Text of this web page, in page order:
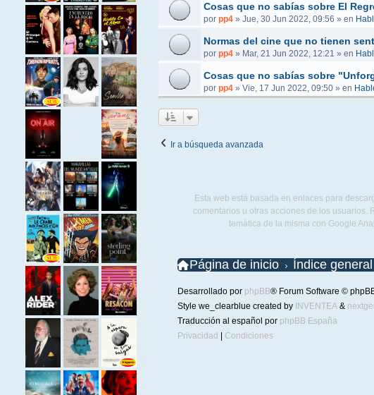
Cosas que no sabías sobre El
por pp4» Jue, 30 Jun 2022, 09:56 » en
Normas del cine que no tienen
por pp4» Mar, 21 Jun 2022, 12:21 » en
Cosas que no sabías sobre
por pp4» Vie, 17 Jun 2022, 09:50» en
Ir a búsqueda avanzada
Esta web está basada en enlaces para
comentarios u otras acciones de los usuarios.
temática de la misma con Google
Página de inicio Índice general
Desarrollado por phpBB® Forum Software ©
Style we_clearblue created by INVENTEA&
Traducción al español por phpBB España
Privacidad
Condiciones